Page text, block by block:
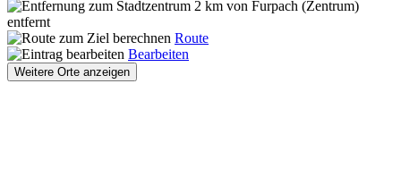
2 km von Furpach (Zentrum)
entfernt
Route
Bearbeiten
Weitere Orte anzeigen